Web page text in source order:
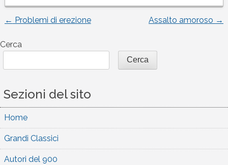
Navigazione
articoli
← Problemi di erezione Assalto amoroso →
Cerca
Cerca
Sezioni del sito
Home
Grandi Classici
Autori del 900